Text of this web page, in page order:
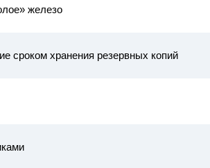
железо
сроком хранения резервных копий